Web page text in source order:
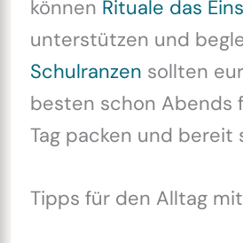
können Rituale das
unterstützen und
Schulranzen sollten
besten schon Abends
Tag packen und bereit
Tipps für den Alltag